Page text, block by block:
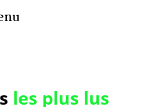
les plus lus